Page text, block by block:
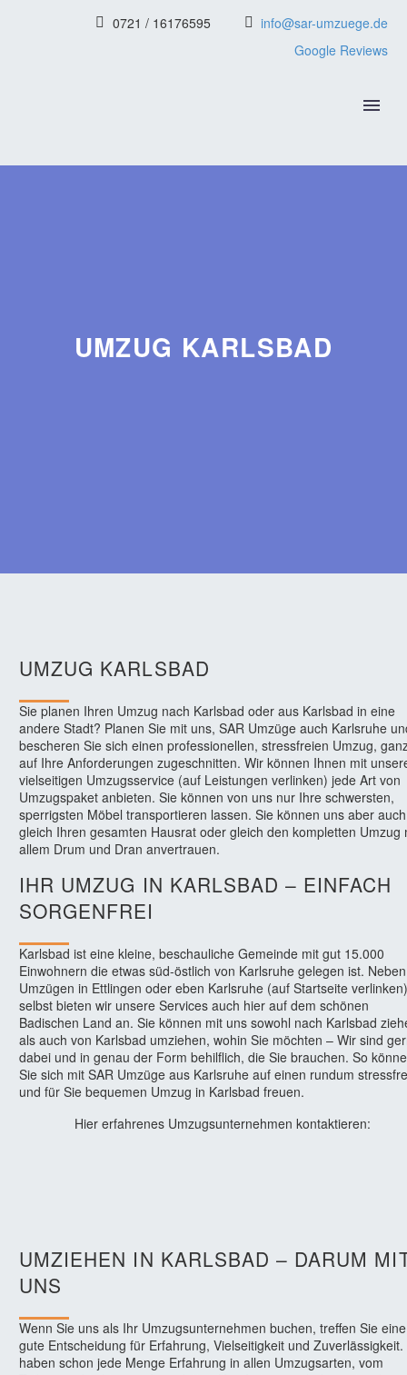
0721 / 16176595
info@sar-umzuege.de
Google Reviews
UMZUG KARLSBAD
UMZUG KARLSBAD
Sie planen Ihren Umzug nach Karlsbad oder aus Karlsbad in eine
andere Stadt? Planen Sie mit uns, SAR Umzüge auch Karlsruhe
bescheren Sie sich einen professionellen, stressfreien Umzug,
auf Ihre Anforderungen zugeschnitten. Wir können Ihnen mit
vielseitigen Umzugsservice (auf Leistungen verlinken) jede Art von
Umzugspaket anbieten. Sie können von uns nur Ihre schwersten,
sperrigsten Möbel transportieren lassen. Sie können uns aber auch
gleich Ihren gesamten Hausrat oder gleich den kompletten Umzug
allem Drum und Dran anvertrauen.
IHR UMZUG IN KARLSBAD – EINFACH
SORGENFREI
Karlsbad ist eine kleine, beschauliche Gemeinde mit gut 15.000
Einwohnern die etwas süd-östlich von Karlsruhe gelegen ist. Neben
Umzügen in Ettlingen oder eben Karlsruhe (auf Startseite verlinken)
selbst bieten wir unsere Services auch hier auf dem schönen
Badischen Land an. Sie können mit uns sowohl nach Karlsbad
als auch von Karlsbad umziehen, wohin Sie möchten – Wir sind
dabei und in genau der Form behilflich, die Sie brauchen. So
Sie sich mit SAR Umzüge aus Karlsruhe auf einen rundum
und für Sie bequemen Umzug in Karlsbad freuen.
Hier erfahrenes Umzugsunternehmen kontaktieren:
UMZIEHEN IN KARLSBAD – DARUM
UNS
Wenn Sie uns als Ihr Umzugsunternehmen buchen, treffen Sie eine
gute Entscheidung für Erfahrung, Vielseitigkeit und Zuverlässigkeit.
haben schon jede Menge Erfahrung in allen Umzugsarten, vom